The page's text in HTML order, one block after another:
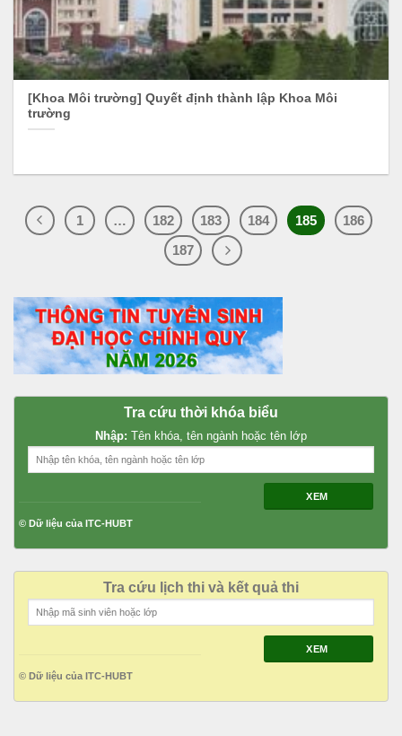
[Khoa Môi trường] Quyết định thành lập Khoa Môi
trường
1 … 182 183 184 185
186
187
Tra cứu thời khóa biểu
Nhập: Tên khóa, tên ngành hoặc tên lớp
XEM
© Dữ liệu của ITC-HUBT
Tra cứu lịch thi và kết quả thi
XEM
© Dữ liệu của ITC-HUBT